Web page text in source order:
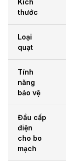
thước
Loại
quạt
Tính
năng
bảo vệ
Đầu cấp
điện
cho bo
mạch